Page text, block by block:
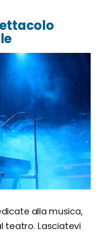
alla musica,
teatro. Lasciatevi